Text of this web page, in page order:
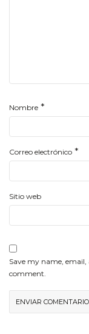
Nombre *
Correo electrónico *
Sitio web
Save my name,
comment.